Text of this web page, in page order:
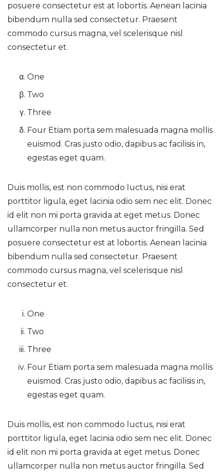
posuere consectetur est at lobortis. Aenean lacinia
bibendum nulla sed consectetur. Praesent
commodo cursus magna, vel scelerisque nisl
consectetur et.
One
Two
Three
Four Etiam porta sem malesuada magna mollis
euismod. Cras justo odio, dapibus ac facilisis in,
egestas eget quam.
Duis mollis, est non commodo luctus, nisi erat
porttitor ligula, eget lacinia odio sem nec elit. Donec
id elit non mi porta gravida at eget metus. Donec
ullamcorper nulla non metus auctor fringilla. Sed
posuere consectetur est at lobortis. Aenean lacinia
bibendum nulla sed consectetur. Praesent
commodo cursus magna, vel scelerisque nisl
consectetur et.
One
Two
Three
Four Etiam porta sem malesuada magna mollis
euismod. Cras justo odio, dapibus ac facilisis in,
egestas eget quam.
Duis mollis, est non commodo luctus, nisi erat
porttitor ligula, eget lacinia odio sem nec elit. Donec
id elit non mi porta gravida at eget metus. Donec
ullamcorper nulla non metus auctor fringilla. Sed